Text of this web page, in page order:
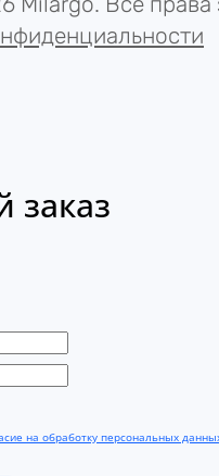
заказ
на обработку персональных